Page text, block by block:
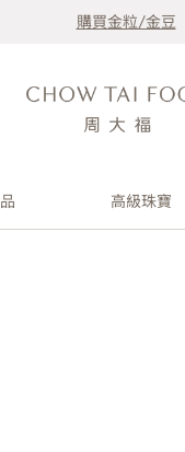
購買金粒/金豆
高級珠寶